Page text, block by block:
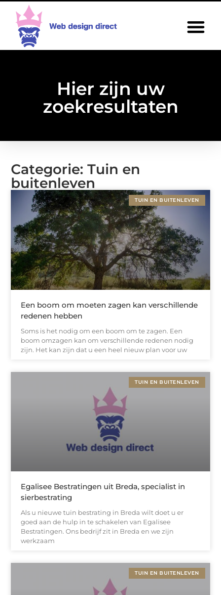
Hier zijn uw
zoekresultaten
Categorie: Tuin en
buitenleven
TUIN EN BUITENLEVEN
Een boom om moeten zagen kan verschillende
redenen hebben
Soms is het nodig om een boom om te zagen. Een
boom omzagen kan om verschillende redenen nodig
zijn. Het kan zijn dat u een heel nieuw plan voor uw
TUIN EN BUITENLEVEN
Egalisee Bestratingen uit Breda, specialist in
sierbestrating
Als u nieuwe tuin bestrating in Breda wilt doet u er
goed aan de hulp in te schakelen van Egalisee
Bestratingen. Ons bedrijf zit in Breda en we zijn
werkzaam
TUIN EN BUITENLEVEN